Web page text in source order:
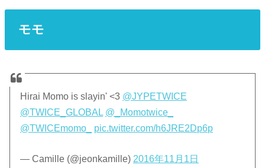
モモ
Hirai Momo is slayin' <3 @JYPETWICE
@TWICE_GLOBAL @_Momotwice_
@TWICEmomo_
pic.twitter.com/h6JRE2Dp6p
— Camille (@jeonkamille) 2016年11月1日